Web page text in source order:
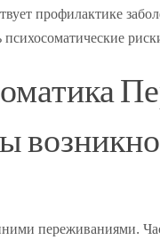
профилактике
психосоматические
переживаниями.